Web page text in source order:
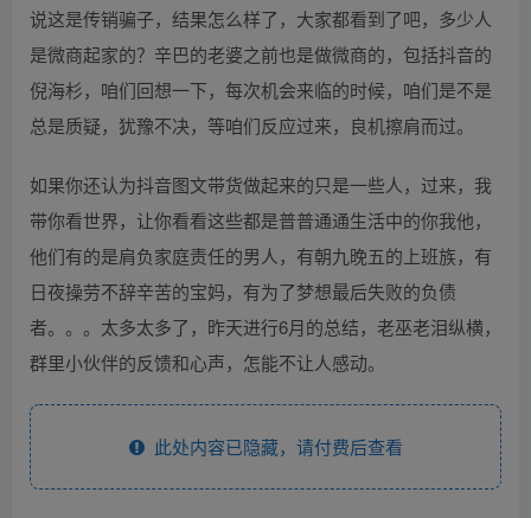
说这是传销骗子，结果怎么样了，大家都看到了吧，多少人
是微商起家的？辛巴的老婆之前也是做微商的，包括抖音的
倪海杉，咱们回想一下，每次机会来临的时候，咱们是不是
总是质疑，犹豫不决，等咱们反应过来，良机擦肩而过。
如果你还认为抖音图文带货做起来的只是一些人，过来，我
带你看世界，让你看看这些都是普普通通生活中的你我他，
他们有的是肩负家庭责任的男人，有朝九晚五的上班族，有
日夜操劳不辞辛苦的宝妈，有为了梦想最后失败的负债
者。。。太多太多了，昨天进行6月的总结，老巫老泪纵横，
群里小伙伴的反馈和心声，怎能不让人感动。
此处内容已隐藏，请付费后查看